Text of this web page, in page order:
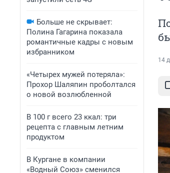
Больше не скрывает:
Полина Гагарина показала
романтичные кадры с новым
избранником
«Четырех мужей потеряла»:
Прохор Шаляпин проболтался
о новой возлюбленной
В 100 г всего 23 ккал: три
рецепта с главным летним
продуктом
В Кургане в компании
«Водный Союз» сменился
14